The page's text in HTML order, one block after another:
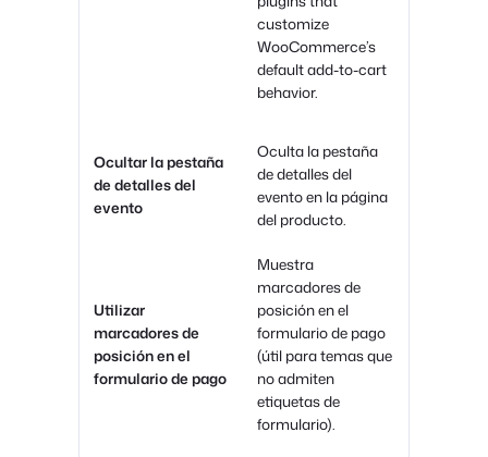
customize
WooCommerce’s
default add-to-cart
behavior.
Ocultar la pestaña
de detalles del
evento
Oculta la pestaña
de detalles del
evento en la página
del producto.
Utilizar
marcadores de
posición en el
formulario de pago
Muestra
marcadores de
posición en el
formulario de pago
(útil para temas que
no admiten
etiquetas de
formulario).